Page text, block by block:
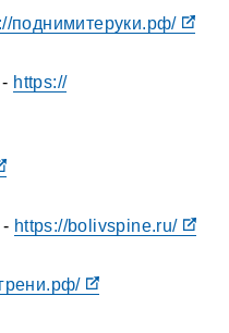
поднимитеруки.рф/
https://
https://bolivspine.ru/